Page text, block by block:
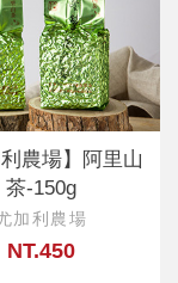
利農場】阿里山
茶-150g
加利農場
NT.450